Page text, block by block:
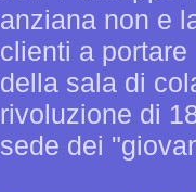
anziana non e
clienti a
della sala di
rivoluzione di
sede dei